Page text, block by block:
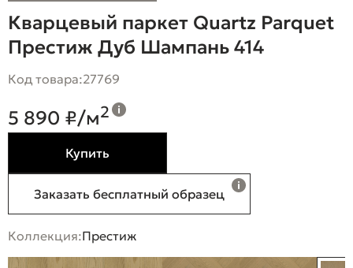
Кварцевый паркет Quartz Parquet
Престиж Дуб Шампань 414
Код товара:27769
5 890 ₽/м2
Купить
Заказать бесплатный образец
Коллекция:Престиж